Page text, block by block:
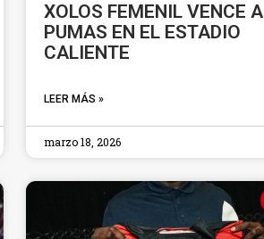
XOLOS FEMENIL VENCE A
PUMAS EN EL ESTADIO
CALIENTE
LEER MÁS »
marzo 18, 2026